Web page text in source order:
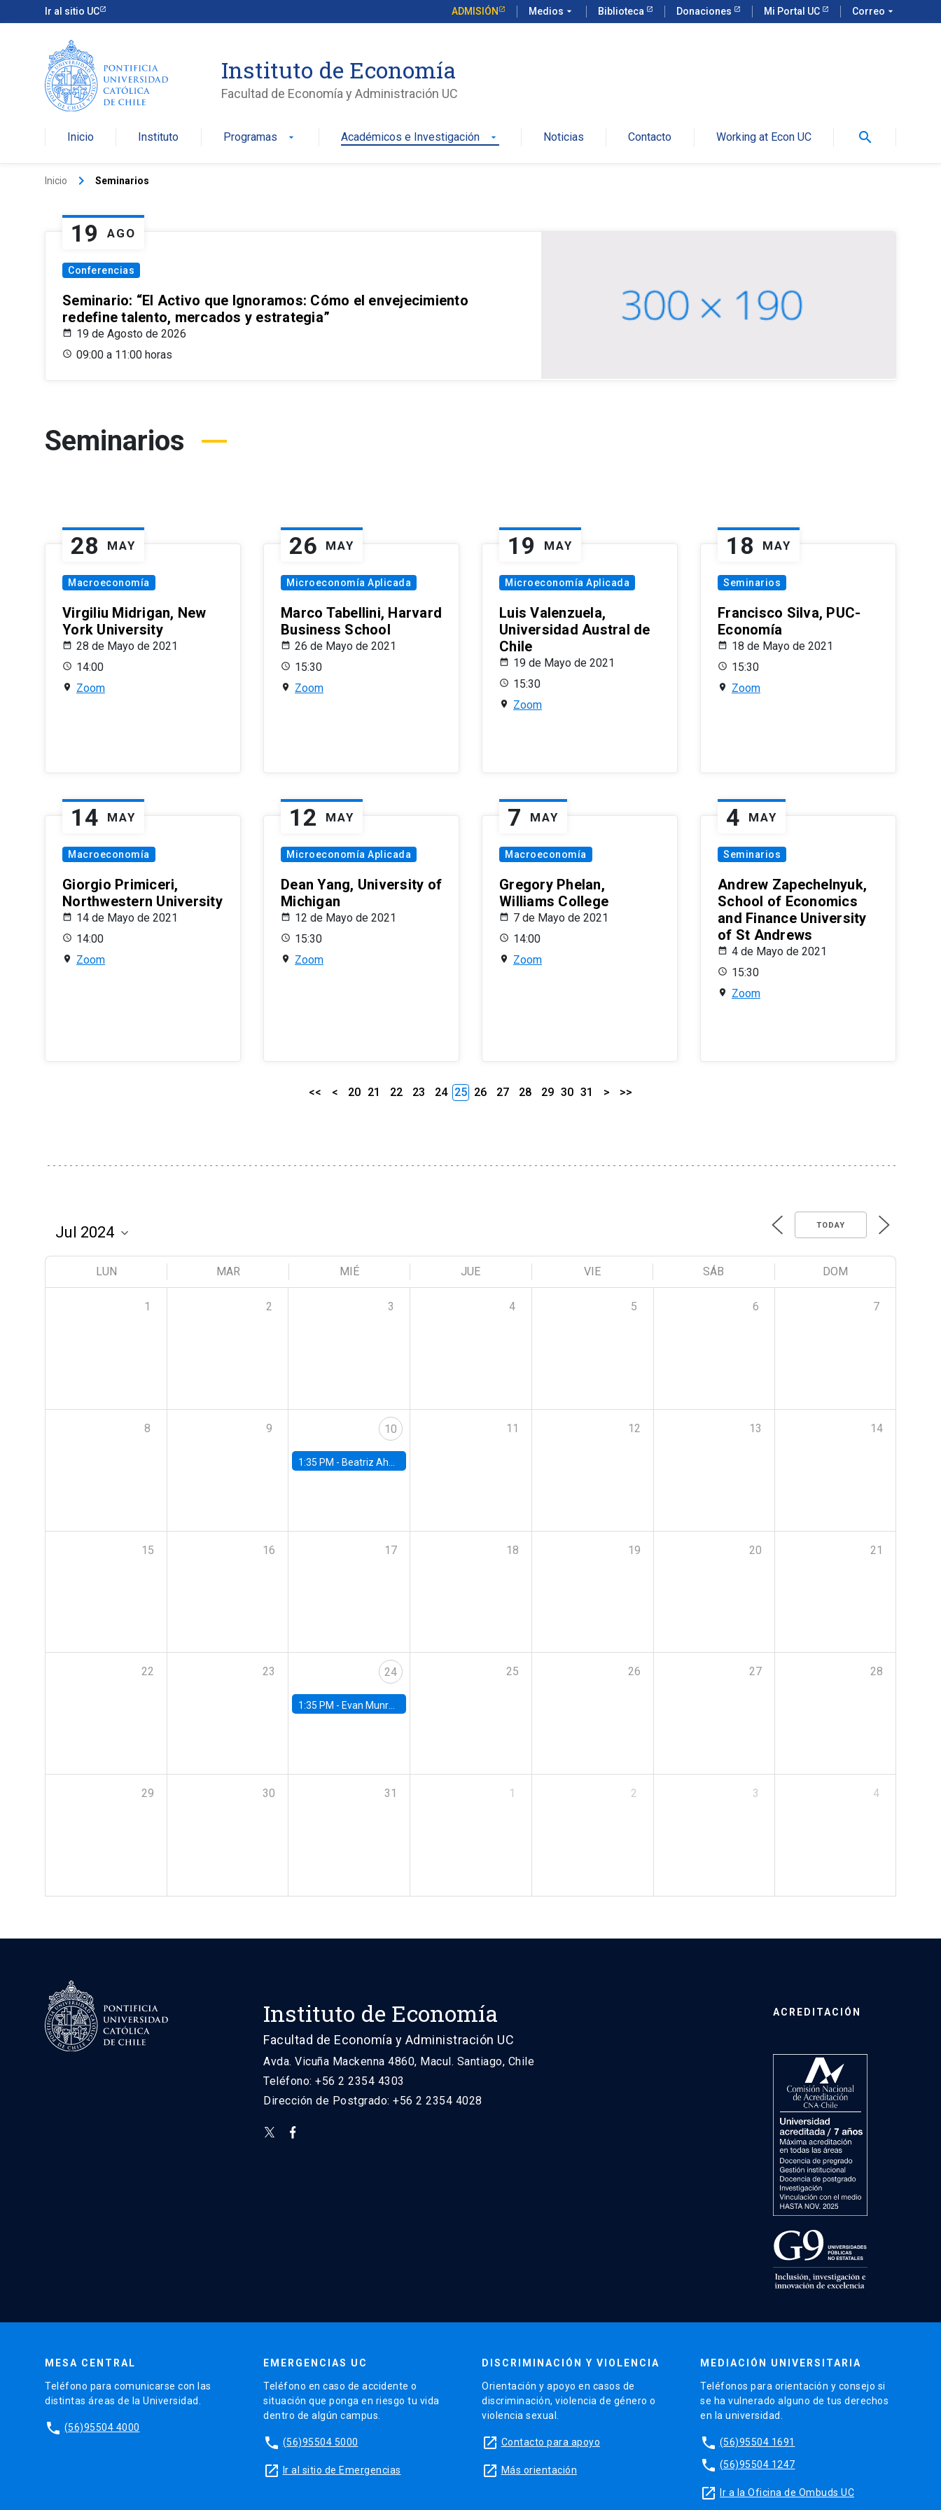
Ir al sitio UC ADMISIÓN Medios arrow_drop_down Biblioteca Donaciones Mi Portal UC Correo arrow_drop_down
Instituto de Economía
Facultad de Economía y Administración UC
Inicio Instituto Programas arrow_drop_down Académicos e Investigación arrow_drop_down Noticias Contacto Working at Econ UC search
Inicio keyboard_arrow_right Seminarios
19 AGO
Conferencias
Seminario: “El Activo que Ignoramos: Cómo el envejecimiento
redefine talento, mercados y estrategia”
19 de Agosto de 2026
09:00 a 11:00 horas
Seminarios
28 MAY
Macroeconomía
Virgiliu Midrigan, New
York University
28 de Mayo de 2021
14:00
Zoom
26 MAY
Microeconomía Aplicada
Marco Tabellini, Harvard
Business School
26 de Mayo de 2021
15:30
Zoom
19 MAY
Microeconomía Aplicada
Luis Valenzuela,
Universidad Austral de
Chile
19 de Mayo de 2021
15:30
Zoom
18 MAY
Seminarios
Francisco Silva, PUC-
Economía
18 de Mayo de 2021
15:30
Zoom
14 MAY
Macroeconomía
Giorgio Primiceri,
Northwestern University
14 de Mayo de 2021
14:00
Zoom
12 MAY
Microeconomía Aplicada
Dean Yang, University of
Michigan
12 de Mayo de 2021
15:30
Zoom
7 MAY
Macroeconomía
Gregory Phelan,
Williams College
7 de Mayo de 2021
14:00
Zoom
4 MAY
Seminarios
Andrew Zapechelnyuk,
School of Economics
and Finance University
of St Andrews
4 de Mayo de 2021
15:30
Zoom
<< < 20 21 22 23 24 25 26 27 28 29 30 31 > >>
TODAY
LUN MAR MIÉ JUE VIE SÁB DOM
1 2 3 4 5 6 7
8 9 10
1:35 PM - Beatriz Ahumada, PhD candidate, Universidad de Pittsburgh
11 12 13 14
15 16 17 18 19 20 21
22 23 24
1:35 PM - Evan Munro, Neyman Visiting Assistant Professor in the Department of Statistics at UC Berkeley
25 26 27 28
29 30 31 1 2 3 4
Instituto de Economía
Facultad de Economía y Administración UC
Avda. Vicuña Mackenna 4860, Macul. Santiago, Chile
Teléfono: +56 2 2354 4303
Dirección de Postgrado: +56 2 2354 4028
ACREDITACIÓN
MESA CENTRAL
Teléfono para comunicarse con las
distintas áreas de la Universidad.
phone (56)95504 4000
EMERGENCIAS UC
Teléfono en caso de accidente o
situación que ponga en riesgo tu vida
dentro de algún campus.
phone (56)95504 5000
launch Ir al sitio de Emergencias
DISCRIMINACIÓN Y VIOLENCIA
Orientación y apoyo en casos de
discriminación, violencia de género o
violencia sexual.
launch Contacto para apoyo
launch Más orientación
MEDIACIÓN UNIVERSITARIA
Teléfonos para orientación y consejo si
se ha vulnerado alguno de tus derechos
en la universidad.
phone (56)95504 1691
phone (56)95504 1247
launch Ir a la Oficina de Ombuds UC